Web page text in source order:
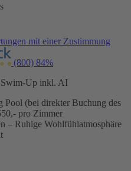
mit einer Zustimmung
(800) 84%
Swim-Up inkl. AI
(bei direkter Buchung des
pro Zimmer
– Ruhige Wohlfühlatmosphäre